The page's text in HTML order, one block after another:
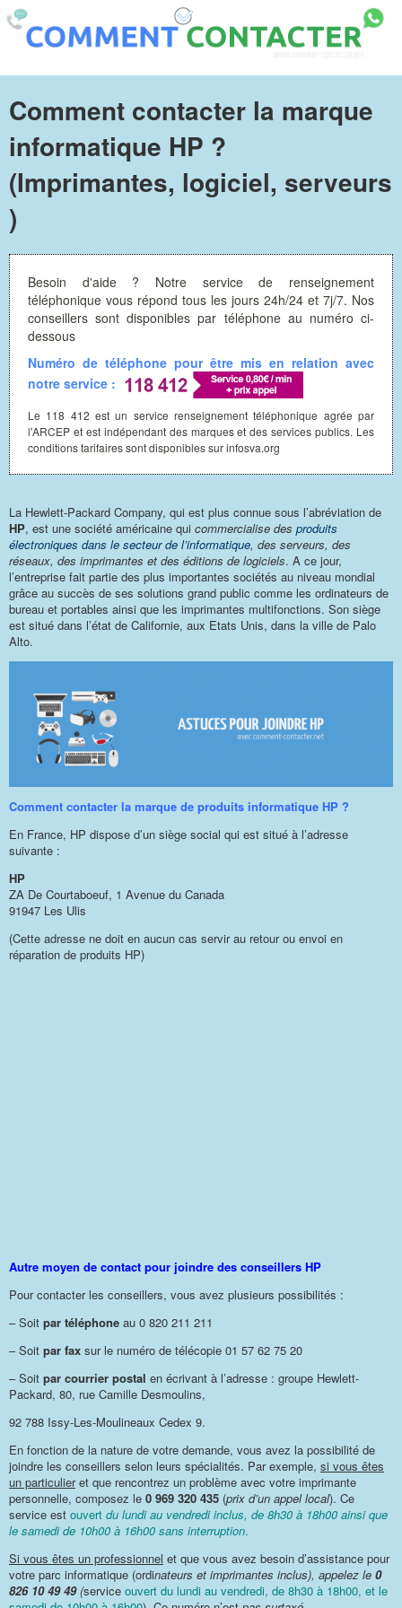
Comment contacter la marque
informatique HP ?
(Imprimantes, logiciel, serveurs
)
Besoin d'aide ? Notre service de renseignement
téléphonique vous répond tous les jours 24h/24 et 7j/7. Nos
conseillers sont disponibles par téléphone au numéro ci-
dessous
Numéro de téléphone pour être mis en relation avec
notre service :
Le 118 412 est un service renseignement téléphonique agrée par
l'ARCEP et est indépendant des marques et des services publics. Les
conditions tarifaires sont disponibles sur infosva.org
La Hewlett-Packard Company, qui est plus connue sous l’abréviation de
HP, est une société américaine qui commercialise des produits
électroniques dans le secteur de l’informatique, des serveurs, des
réseaux, des imprimantes et des éditions de logiciels. A ce jour,
l’entreprise fait partie des plus importantes sociétés au niveau mondial
grâce au succès de ses solutions grand public comme les ordinateurs de
bureau et portables ainsi que les imprimantes multifonctions. Son siège
est situé dans l’état de Californie, aux Etats Unis, dans la ville de Palo
Alto.
Comment contacter la marque de produits informatique HP ?
En France, HP dispose d’un siège social qui est situé à l’adresse
suivante :
HP
ZA De Courtaboeuf, 1 Avenue du Canada
91947 Les Ulis
(Cette adresse ne doit en aucun cas servir au retour ou envoi en
réparation de produits HP)
Autre moyen de contact pour joindre des conseillers HP
Pour contacter les conseillers, vous avez plusieurs possibilités :
– Soit par téléphone au 0 820 211 211
– Soit par fax sur le numéro de télécopie 01 57 62 75 20
– Soit par courrier postal en écrivant à l’adresse : groupe Hewlett-
Packard, 80, rue Camille Desmoulins,
92 788 Issy-Les-Moulineaux Cedex 9.
En fonction de la nature de votre demande, vous avez la possibilité de
joindre les conseillers selon leurs spécialités. Par exemple, si vous êtes
un particulieret que rencontrez un problème avec votre imprimante
personnelle, composez le 0 969 320 435 (prix d’un appel local). Ce
service est ouvert du lundi au vendredi inclus, de 8h30 à 18h00 ainsi que
le samedi de 10h00 à 16h00 sans interruption.
Si vous êtes un professionnel et que vous avez besoin d’assistance pour
votre parc informatique (ordinateurs et imprimantes inclus), appelez le 0
826 10 49 49(service ouvert du lundi au vendredi, de 8h30 à 18h00, et le